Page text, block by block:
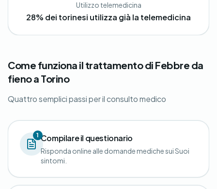
Utilizzo telemedicina
28% dei torinesi utilizza già la telemedicina
Come funziona il trattamento di Febbre da
fieno a Torino
Quattro semplici passi per il consulto medico
1 Compilare il questionario
Risponda online alle domande mediche sui Suoi
sintomi.